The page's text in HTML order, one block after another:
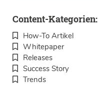
Content-Kategorien:
How-To Artikel
Whitepaper
Releases
Success Story
Trends